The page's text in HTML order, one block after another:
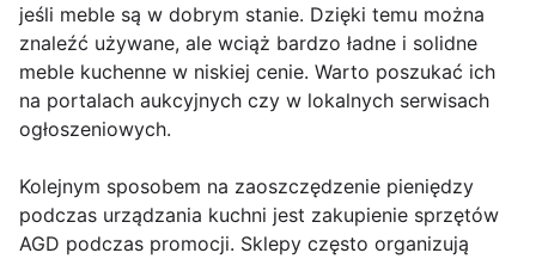
jeśli meble są w dobrym stanie. Dzięki temu można
znaleźć używane, ale wciąż bardzo ładne i solidne
meble kuchenne w niskiej cenie. Warto poszukać ich
na portalach aukcyjnych czy w lokalnych serwisach
ogłoszeniowych.
Kolejnym sposobem na zaoszczędzenie pieniędzy
podczas urządzania kuchni jest zakupienie sprzętów
AGD podczas promocji. Sklepy często organizują